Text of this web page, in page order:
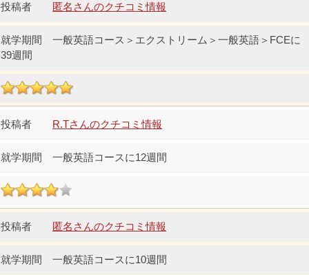
匿名さんのクチコミ情報
一般英語コース＞エクストリーム＞一般英語＞FCEに
39週間
R.Tさんのクチコミ情報
一般英語コースに12週間
匿名さんのクチコミ情報
一般英語コースに10週間